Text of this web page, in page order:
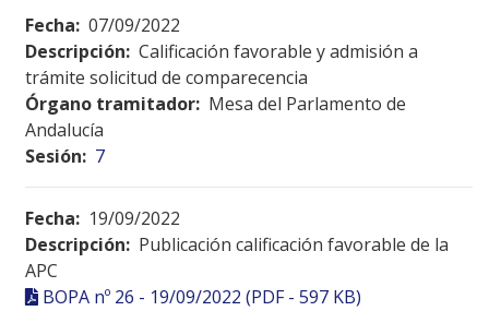
Fecha: 07/09/2022
Descripción: Calificación favorable y admisión a
trámite solicitud de comparecencia
Órgano tramitador: Mesa del Parlamento de
Andalucía
Sesión: 7
Fecha: 19/09/2022
Descripción: Publicación calificación favorable de la
APC
BOPA nº 26 - 19/09/2022 (PDF - 597 KB)